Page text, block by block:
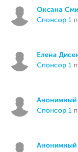
Оксана
спонсор 1
Елена
спонсор 1
Анонимный
спонсор 1
Анонимный